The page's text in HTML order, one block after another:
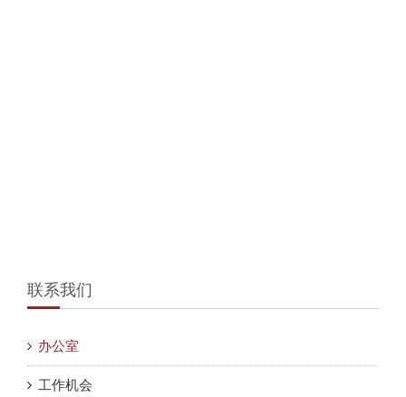
联系我们
办公室
工作机会